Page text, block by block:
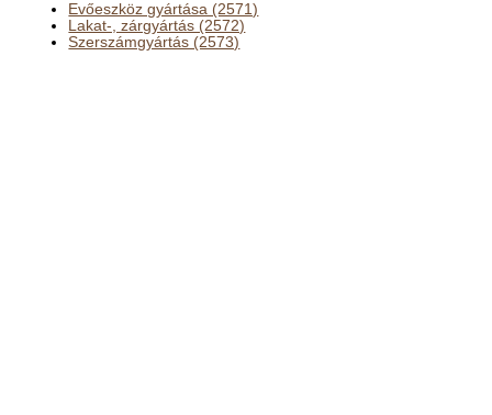
Evőeszköz gyártása (2571)
Lakat-, zárgyártás (2572)
Szerszámgyártás (2573)